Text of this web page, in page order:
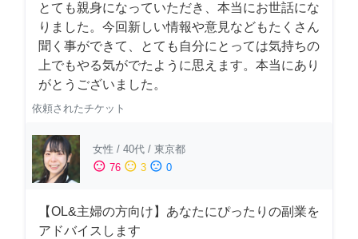
とても親身になっていただき、本当にお世話にな
りました。今回新しい情報や意見などもたくさん
聞く事ができて、とても自分にとっては気持ちの
上でもやる気がでたように思えます。本当にあり
がとうございました。
依頼されたチケット
女性 / 40代 / 東京都
sentiment_satisfied 76 sentiment_neutral 3 sentiment_dissatisfied 0
【OL&主婦の方向け】あなたにぴったりの副業を
アドバイスします